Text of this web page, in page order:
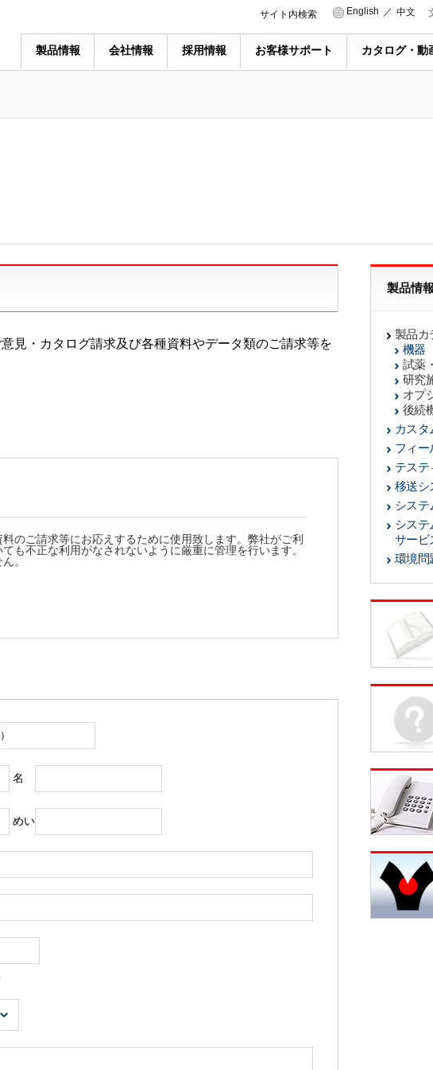
English ／ 中文
サイト内検索
製品情報 会社情報 採用情報 お客様サポート カタログ・動
見・カタログ請求及び各種資料やデータ類のご請求等を
のご請求等にお応えするために使用致します。弊社がご利
も不正な利用がなされないように厳重に管理を行います。
。
名
めい
製品情報
製品カ
機器
試薬
研究
オプ
後続
カス
フィー
テステ
移送シ
システ
システ
サービ
環境問